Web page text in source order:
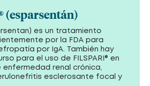
(esparsentán)
es un tratamiento
por la FDA para
por IgA. También hay
para el uso de FILSPARI® en
renal crónica,
esclerosante focal y